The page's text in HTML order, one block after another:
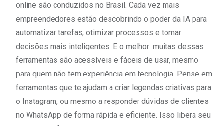
online são conduzidos no Brasil. Cada vez mais
empreendedores estão descobrindo o poder da IA para
automatizar tarefas, otimizar processos e tomar
decisões mais inteligentes. E o melhor: muitas dessas
ferramentas são acessíveis e fáceis de usar, mesmo
para quem não tem experiência em tecnologia. Pense em
ferramentas que te ajudam a criar legendas criativas para
o Instagram, ou mesmo a responder dúvidas de clientes
no WhatsApp de forma rápida e eficiente. Isso libera seu